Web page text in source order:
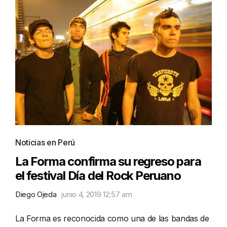
Noticias en Perú
La Forma confirma su regreso para
el festival Día del Rock Peruano
Diego Ojeda junio 4, 2019 12:57 am
La Forma es reconocida como una de las bandas de